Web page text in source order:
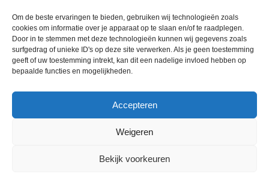
Om de beste ervaringen te bieden, gebruiken wij technologieën zoals
cookies om informatie over je apparaat op te slaan en/of te raadplegen.
Door in te stemmen met deze technologieën kunnen wij gegevens zoals
surfgedrag of unieke ID's op deze site verwerken. Als je geen toestemming
geeft of uw toestemming intrekt, kan dit een nadelige invloed hebben op
bepaalde functies en mogelijkheden.
Accepteren
Weigeren
Bekijk voorkeuren
Wie zijn wij
Contact met onze inkoop
Klantenservice
Annuleer & Retourbeleid
Horeca-Groothandel
Wij gebruiken cookies om uw ervaring op onze